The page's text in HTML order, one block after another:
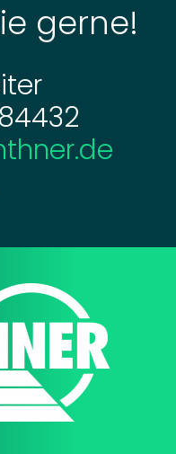
gerne!
30
gerne!